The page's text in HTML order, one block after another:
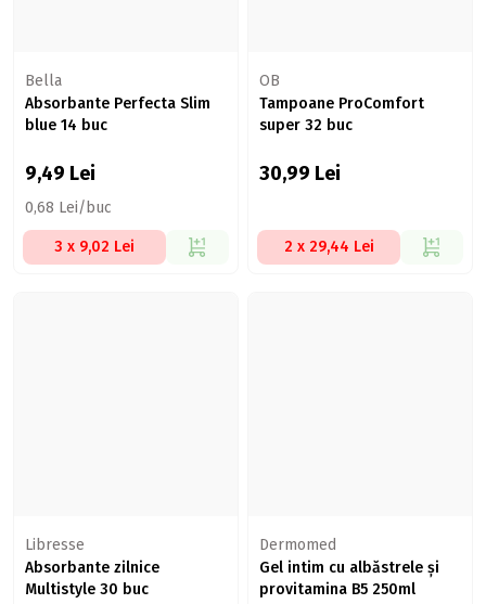
Bella
Absorbante Perfecta Slim
blue 14 buc
9,49 Lei
0,68 Lei/buc
3 x 9,02 Lei
OB
Tampoane ProComfort
super 32 buc
30,99 Lei
2 x 29,44 Lei
Libresse
Absorbante zilnice
Multistyle 30 buc
Dermomed
Gel intim cu albăstrele și
provitamina B5 250ml